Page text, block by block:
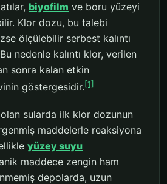
biyofilm ve boru yüzeyi
Klor dozu, bu talebi
ölçülebilir serbest kalıntı
nedenle kalıntı klor, verilen
sonra kalan etkin
göstergesidir.[1]
sularda ilk klor dozunun
maddelerle reaksiyona
yüzey suyu
maddece zengin ham
depolarda, uzun